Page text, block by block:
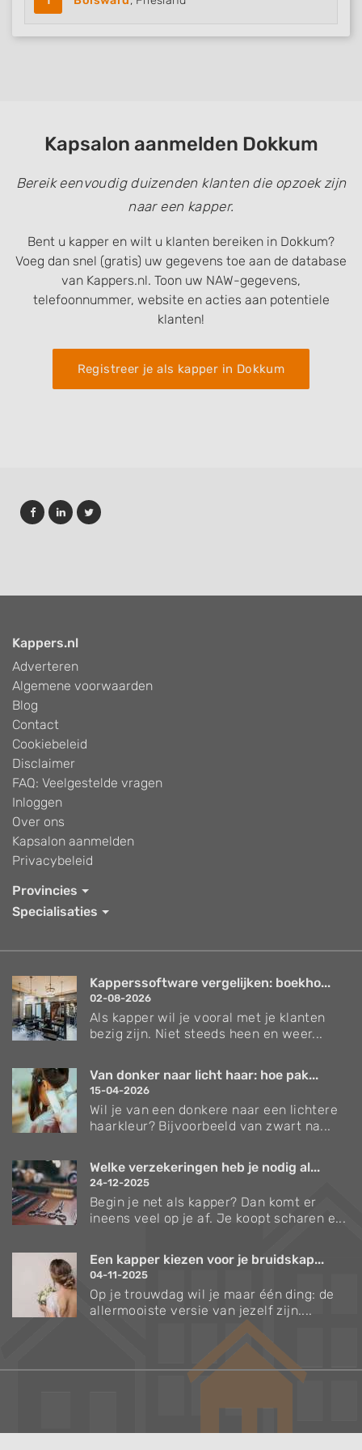
Kapsalon aanmelden Dokkum
Bereik eenvoudig duizenden klanten die opzoek zijn
naar een kapper.
Bent u kapper en wilt u klanten bereiken in Dokkum?
Voeg dan snel (gratis) uw gegevens toe aan de database
van Kappers.nl. Toon uw NAW-gegevens,
telefoonnummer, website en acties aan potentiele
klanten!
Registreer je als kapper in Dokkum
Kappers.nl
Adverteren
Algemene voorwaarden
Blog
Contact
Cookiebeleid
Disclaimer
FAQ: Veelgestelde vragen
Inloggen
Over ons
Kapsalon aanmelden
Privacybeleid
Provincies
Specialisaties
Kapperssoftware vergelijken: boekho...
02-08-2026
Als kapper wil je vooral met je klanten
bezig zijn. Niet steeds heen en weer...
Van donker naar licht haar: hoe pak...
15-04-2026
Wil je van een donkere naar een lichtere
haarkleur? Bijvoorbeeld van zwart na...
Welke verzekeringen heb je nodig al...
24-12-2025
Begin je net als kapper? Dan komt er
ineens veel op je af. Je koopt scharen e...
Een kapper kiezen voor je bruidskap...
04-11-2025
Op je trouwdag wil je maar één ding: de
allermooiste versie van jezelf zijn....
Advertising